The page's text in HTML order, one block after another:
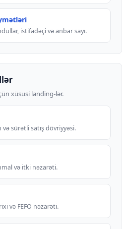
istifadəçi və anbar sayı.
xüsusi landing-lər.
sürətli satış dövriyyəsi.
və itki nəzarəti.
və FEFO nəzarəti.